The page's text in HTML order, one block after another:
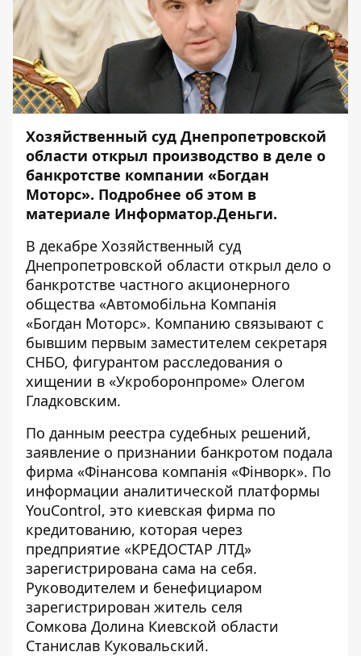
Хозяйственный суд Днепропетровской
области открыл производство в деле о
банкротстве компании «Богдан
Моторс». Подробнее об этом в
материале Информатор.Деньги.
В декабре Хозяйственный суд
Днепропетровской области открыл дело о
банкротстве частного акционерного
общества «Автомобільна Компанія
«Богдан Моторс». Компанию связывают с
бывшим первым заместителем секретаря
СНБО, фигурантом расследования о
хищении в «Укроборонпроме» Олегом
Гладковским.
По данным реестра судебных решений,
заявление о признании банкротом подала
фирма «Фінансова компанія «Фінворк». По
информации аналитической платформы
YouControl, это киевская фирма по
кредитованию, которая через
предприятие «КРЕДОСТАР ЛТД»
зарегистрирована сама на себя.
Руководителем и бенефициаром
зарегистрирован житель селя
Сомкова Долина Киевской области
Станислав Куковальский.